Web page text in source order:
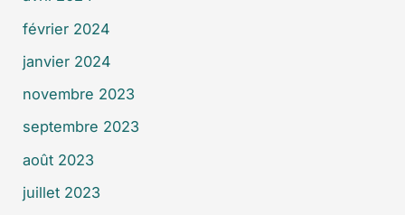
février 2024
janvier 2024
novembre 2023
septembre 2023
août 2023
juillet 2023